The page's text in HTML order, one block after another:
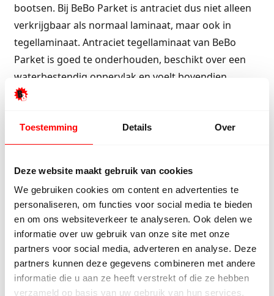
Toestemming Details Over
Deze website maakt gebruik van cookies
We gebruiken cookies om content en advertenties te
personaliseren, om functies voor social media te bieden
en om ons websiteverkeer te analyseren. Ook delen we
informatie over uw gebruik van onze site met onze
partners voor social media, adverteren en analyse. Deze
partners kunnen deze gegevens combineren met andere
informatie die u aan ze heeft verstrekt of die ze hebben
verzameld op basis van uw gebruik van hun services.
bootsen. Bij BeBo Parket is antraciet dus niet alleen
verkrijgbaar als normaal laminaat, maar ook in
tegellaminaat. Antraciet tegellaminaat van BeBo
Parket is goed te onderhouden, beschikt over een
waterbestendig oppervlak en voelt bovendien
aangenaam warm aan. Antraciet tegellaminaat is,
en patronen beschikbaar.
Voordelen
Antraciet laminaat brengt vele voordelen met zich
mee. Je hebt ten opzichte van lichter laminaat
minder schoonmaakwerk omdat het minder snel
smerig wordt. Wanneer gekeken wordt naar het
verschil tussen antraciet tegellaminaat en
vloertegels van antraciet dan valt vooral de prijs op.